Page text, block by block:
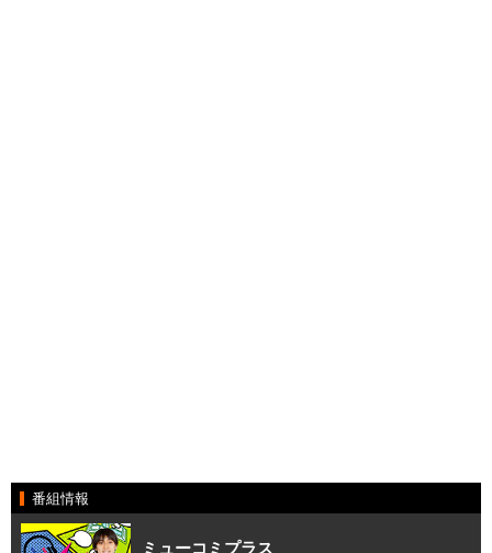
番組情報
ミューコミプラス